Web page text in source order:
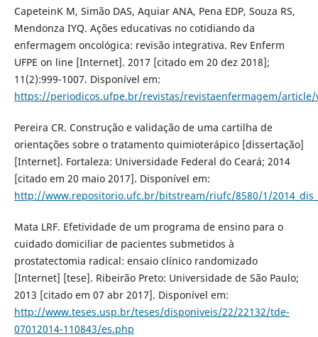
CapeteinK M, Simão DAS, Aquiar ANA, Pena EDP, Souza RS,
Mendonza IYQ. Ações educativas no cotidiando da
enfermagem oncológica: revisão integrativa. Rev Enferm
UFPE on line [Internet]. 2017 [citado em 20 dez 2018];
11(2):999-1007. Disponível em:
https://periodicos.ufpe.br/revistas/revistaenfermagem/article/
Pereira CR. Construção e validação de uma cartilha de
orientações sobre o tratamento quimioterápico [dissertação]
[Internet]. Fortaleza: Universidade Federal do Ceará; 2014
[citado em 20 maio 2017]. Disponível em:
http://www.repositorio.ufc.br/bitstream/riufc/8580/1/
Mata LRF. Efetividade de um programa de ensino para o
cuidado domiciliar de pacientes submetidos à
prostatectomia radical: ensaio clínico randomizado
[Internet] [tese]. Ribeirão Preto: Universidade de São Paulo;
2013 [citado em 07 abr 2017]. Disponível em:
http://www.teses.usp.br/teses/disponiveis/22/22132/tde-
07012014-110843/es.php